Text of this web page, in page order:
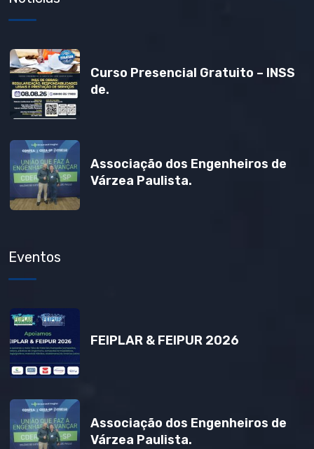
Curso Presencial Gratuito – INSS
de.
Associação dos Engenheiros de
Várzea Paulista.
Eventos
FEIPLAR & FEIPUR 2026
Associação dos Engenheiros de
Várzea Paulista.